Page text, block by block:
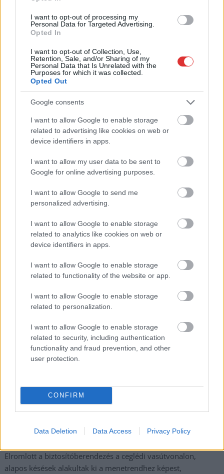
I want to opt-out of processing my
Personal Data for Targeted Advertising.
Opted In
I want to opt-out of Collection, Use,
Retention, Sale, and/or Sharing of my
Personal Data that Is Unrelated with the
Purposes for which it was collected.
Opted Out
Google consents
I want to allow Google to enable storage
related to advertising like cookies on web or
device identifiers in apps.
I want to allow my user data to be sent to
Google for online advertising purposes.
I want to allow Google to send me
personalized advertising.
I want to allow Google to enable storage
related to analytics like cookies on web or
device identifiers in apps.
I want to allow Google to enable storage
related to functionality of the website or app.
I want to allow Google to enable storage
related to personalization.
I want to allow Google to enable storage
related to security, including authentication
functionality and fraud prevention, and other
user protection.
CONFIRM
Data Deletion Data Access Privacy Policy
Megismertem és elfogadom aGDPR-szabályzatot
Nem szeretne lemaradni semmiről? Csak egy kattintás, és hírlevelünk a
legfrissebb információkkal és exkluzív tartalmakkal hétről hétre
postaládájába érkezik!
A SZOL24 legfrissebb 24 cikke
beszélt – most elfogadta Magyar Péterék felkérését
Drágább lett Magyarország, de vajon jobb is? – kemény kritika
a hazai turizmusról
A Tisza Párt Dr. Baka Andrást jelöli köztársasági elnöknek
Óriási, több mint két méteres harcsát fogott a Tiszán a 13 éves
fiú (VIDEÓVAL)
fennakadásokra és pótlóbuszos közlekedésre számítsunk az
egyik Jász-Nagykun-Szolnok megyei vasútvonalon
Visszaszámlálás indul: -1, 0, Sziget!
Magyarország jobban látszik közelről – heti médiaszemle a
független helyi sajtóból
Már magasabb szinten is nyomoznak Szijjártó
büntetőügyében, vesztegetés miatt 3 év letöltendőt kaphat és
Problémák egész Jász-Nagykun-Szolnok megyében: egyre
több otthoni kútból fogy ki a víz
Szolnokon egy kulcsfontosságú körforgalmat részlegesen
lezárnak a napokban, a közlekedés az átlagost is meghaladó
Elromlott a biztosítóberendezés a ceglédi vasútvonalon,
alapos késések alakultak ki a menetrendhez képest,